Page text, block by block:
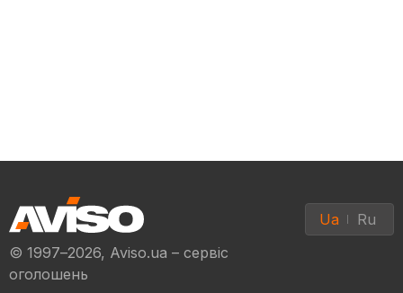
© 1997–2026, Aviso.ua – сервіс
оголошень
Ua Ru